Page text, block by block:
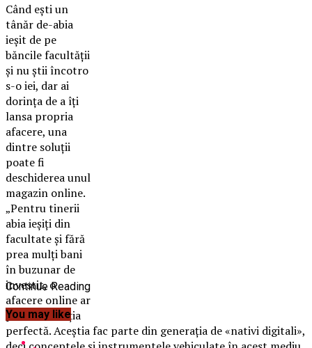
Când eşti un
tânăr de-abia
ieşit de pe
băncile facultăţii
şi nu ştii încotro
s-o iei, dar ai
dorinţa de a îţi
lansa propria
afacere, una
dintre soluţii
poate fi
deschiderea unul
magazin online.
„Pentru tinerii
abia ieşiţi din
facultate şi fără
prea mulţi bani
în buzunar de
investit, o
afacere online ar
putea fi soluţia
perfectă.Aceştia fac parte din generaţia de «nativi digitali»,
Continue Reading
You may like